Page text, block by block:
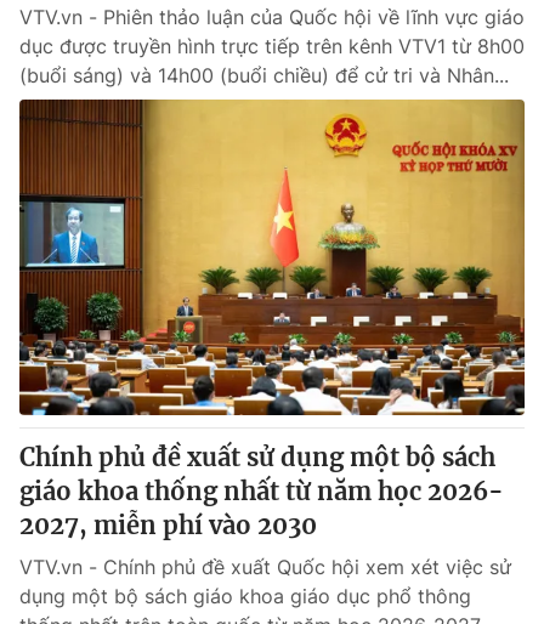
VTV.vn - Phiên thảo luận của Quốc hội về lĩnh vực giáo
dục được truyền hình trực tiếp trên kênh VTV1 từ 8h00
(buổi sáng) và 14h00 (buổi chiều) để cử tri và Nhân...
Chính phủ đề xuất sử dụng một bộ sách
giáo khoa thống nhất từ năm học 2026-
2027, miễn phí vào 2030
VTV.vn - Chính phủ đề xuất Quốc hội xem xét việc sử
dụng một bộ sách giáo khoa giáo dục phổ thông